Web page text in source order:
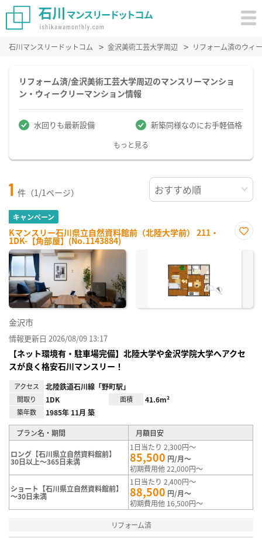
石川マンスリードットコム 金沢美術工芸大学周辺 リフォーム済のウィ
リフォーム済/金沢美術工芸大学周辺のマンスリーマンショ
ン・ウィークリーマンション情報
水回りも最新設備 新築同様なのにお手軽価格
もっと見る
1 件（1/1ページ）
キャンペーン
Kマンスリー石川県立自然資料館前（北陸大学前） 211・
1DK-【角部屋】(No.1143884)
に入
金沢市
情報更新日 2026/08/09 13:17
【ネット環境有・駐車場完備】北陸大学や金沢学院大学へアクセ
スが良く格安石川マンスリー！
アクセス 北陸鉄道石川線「野町駅」
間取り 1DK 面積 41.6m²
築年数 1985年 11月 築
プラン名・期間 月額目安
ロング【石川県立自然資料館前】
30日以上～365日未満
1日当たり 2,300円～
85,500 円/月～
初期費用他 22,000円～
ショート【石川県立自然資料館前】
～30日未満
1日当たり 2,400円～
88,500 円/月～
初期費用他 16,500円～
リフォーム済